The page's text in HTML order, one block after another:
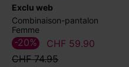
exclu web
Combinaison-pantalon
Femme
CHF 59.90
CHF 74.95
-20%